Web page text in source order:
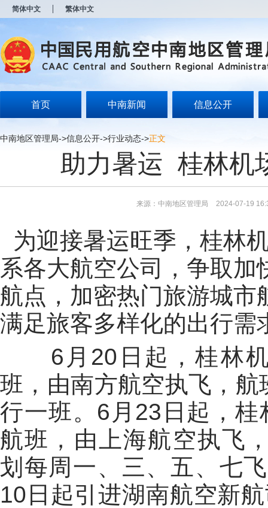
简体中文 繁体中文
首页 中南新闻 信息公开
中南地区管理局->信息公开->行业动态->正文
助力暑运 桂林机
来源：中南地区管理局 2024-07-19
为迎接暑运旺季，桂林
系各大航空公司，争取
航点，加密热门旅游城市
满足旅客多样化的出行需
6月20日起，桂林
班，由南方航空执飞，
行一班。6月23日起，
航班，由上海航空执飞
划每周一、三、五、七
10日起引进湖南航空新
开
无
障
说
按
Alt
键